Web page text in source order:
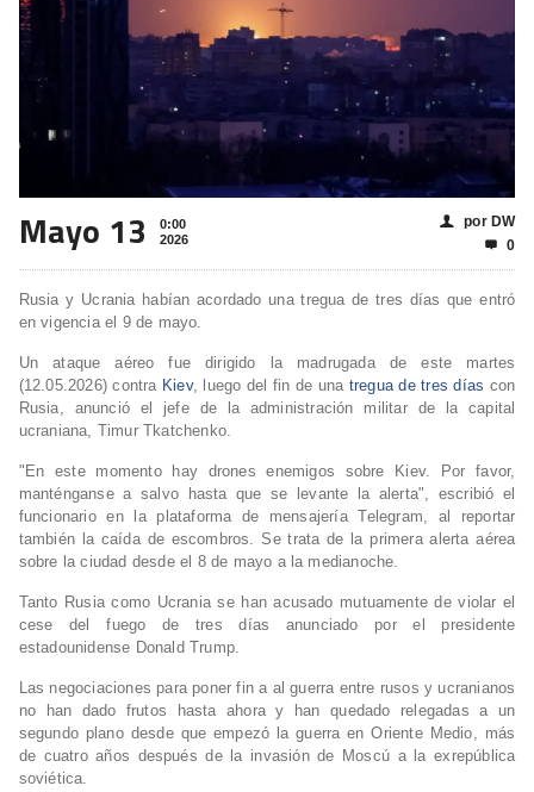
Mayo 13
0:00
2026
👤 por DW
 0
Rusia y Ucrania habían acordado una tregua de tres días que entró
en vigencia el 9 de mayo.
Un ataque aéreo fue dirigido la madrugada de este martes
(12.05.2026) contra Kiev, luego del fin de una tregua de tres días con
Rusia, anunció el jefe de la administración militar de la capital
ucraniana, Timur Tkatchenko.
"En este momento hay drones enemigos sobre Kiev. Por favor,
manténganse a salvo hasta que se levante la alerta", escribió el
funcionario en la plataforma de mensajería Telegram, al reportar
también la caída de escombros. Se trata de la primera alerta aérea
sobre la ciudad desde el 8 de mayo a la medianoche.
Tanto Rusia como Ucrania se han acusado mutuamente de violar el
cese del fuego de tres días anunciado por el presidente
estadounidense Donald Trump.
Las negociaciones para poner fin a al guerra entre rusos y ucranianos
no han dado frutos hasta ahora y han quedado relegadas a un
segundo plano desde que empezó la guerra en Oriente Medio, más
de cuatro años después de la invasión de Moscú a la exrepública
soviética.